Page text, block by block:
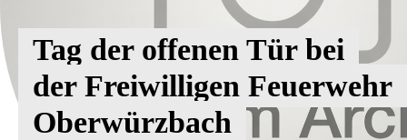
Tag der offenen Tür bei
der Freiwilligen Feuerwehr
Oberwürzbach